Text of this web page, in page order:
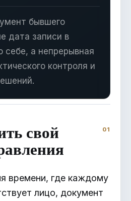
бывшего
дата записи в
а непрерывная
контроля и
свой
времени, где каждому
лицо, документ